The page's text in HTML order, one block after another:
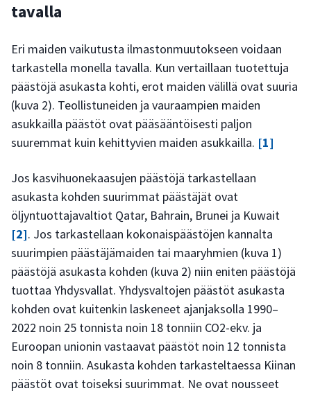
tavalla
Eri maiden vaikutusta ilmastonmuutokseen voidaan
tarkastella monella tavalla. Kun vertaillaan tuotettuja
päästöjä asukasta kohti, erot maiden välillä ovat suuria
(kuva 2). Teollistuneiden ja vauraampien maiden
asukkailla päästöt ovat pääsääntöisesti paljon
suuremmat kuin kehittyvien maiden asukkailla. [1]
Jos kasvihuonekaasujen päästöjä tarkastellaan
asukasta kohden suurimmat päästäjät ovat
öljyntuottajavaltiot Qatar, Bahrain, Brunei ja Kuwait
[2]. Jos tarkastellaan kokonaispäästöjen kannalta
suurimpien päästäjämaiden tai maaryhmien (kuva 1)
päästöjä asukasta kohden (kuva 2) niin eniten päästöjä
tuottaa Yhdysvallat. Yhdysvaltojen päästöt asukasta
kohden ovat kuitenkin laskeneet ajanjaksolla 1990–
2022 noin 25 tonnista noin 18 tonniin CO2-ekv. ja
Euroopan unionin vastaavat päästöt noin 12 tonnista
noin 8 tonniin. Asukasta kohden tarkasteltaessa Kiinan
päästöt ovat toiseksi suurimmat. Ne ovat nousseet